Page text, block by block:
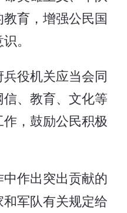
育，增强公民国
。
役机关应当会同
、教育、文化等
，鼓励公民积极
作出突出贡献的
军队有关规定给